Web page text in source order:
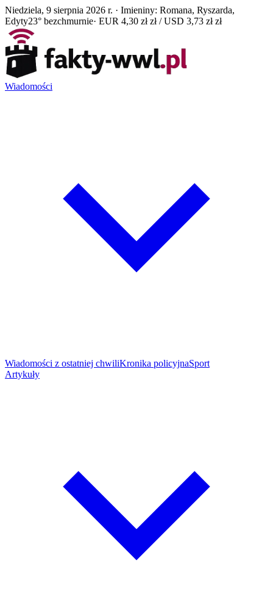
Niedziela, 9 sierpnia 2026 r. · Imieniny: Romana, Ryszarda,
Edyty23° bezchmurnie· EUR 4,30 zł zł / USD 3,73 zł zł
Wiadomości
Wiadomości z ostatniej chwiliKronika policyjnaSport
Artykuły